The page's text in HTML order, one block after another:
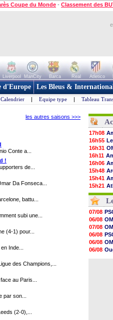
Coupe du Monde - Classement des
Liverpool ManCity Barca Real Atletico
d'Europe Les Bleus &
Calendrier | Equipe type | Tableau
les autres saisons >>>
Conte a...
!
de...
Da Fonseca...
battu...
subi une...
(4-1) pour...
Inde...
des Champions,...
au Paris...
par son...
(2-0),...
17h08
16h55
16h31
16h11
16h06
15h48
15h41
15h21
15h14
14h59
14h43
14h14
13h59
13h55
13h48
13h30
12h49
07/08
06/08 OM
07/08 OM
06/08
06/08 OM
06/08